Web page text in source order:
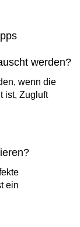
werden?
wenn die
ist, Zugluft
ein